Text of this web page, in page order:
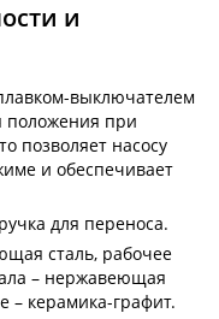
и
выключателем
положения при
позволяет насосу
и обеспечивает
для переноса.
сталь, рабочее
– нержавеющая
– керамика-графит.